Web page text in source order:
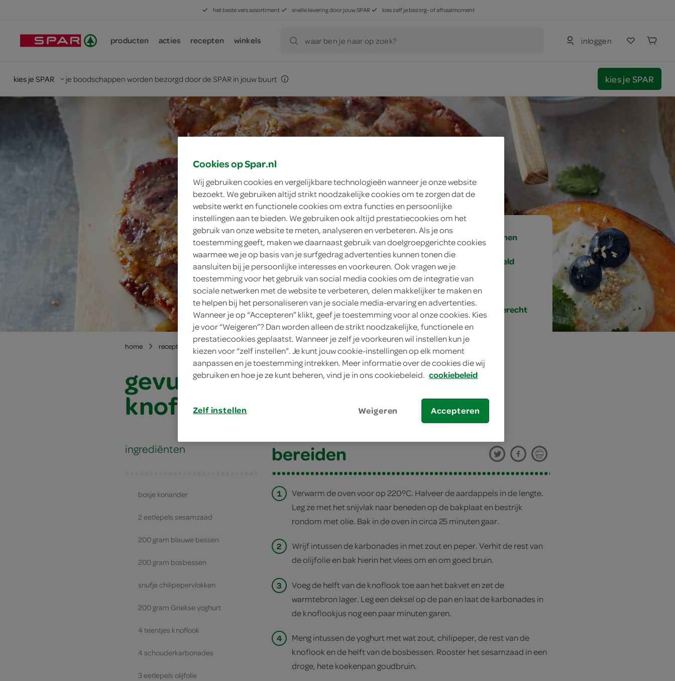
het beste vers assortiment snelle levering door jouw SPAR kies zelf je bezorg- of afhaalmoment
producten acties recepten winkels waar ben je naar op zoek? inloggen
kies je SPAR je boodschappen worden bezorgd door de SPAR in jouw buurt kies je SPAR
4 personen
gemiddeld
hoofdgerecht
home recepten gevulde zoete aardappel met knoflookkarbonade
gevulde zoete aardappel met
knoflookkarbonade
ingrediënten
bosje koriander
2 eetlepels sesamzaad
200 gram blauwe bessen
200 gram bosbessen
snufje chilipepervlokken
200 gram Griekse yoghurt
4 teentjes knoflook
4 schouderkarbonades
3 eetlepels olijfolie
bereiden
1
Verwarm de oven voor op 220ºC. Halveer de aardappels in de lengte.
Leg ze met het snijvlak naar beneden op de bakplaat en bestrijk
rondom met olie. Bak in de oven in circa 25 minuten gaar.
2
Wrijf intussen de karbonades in met zout en peper. Verhit de rest van
de olijfolie en bak hierin het vlees om en om goed bruin.
3
Voeg de helft van de knoflook toe aan het bakvet en zet de
warmtebron lager. Leg een deksel op de pan en laat de karbonades in
de knoflookjus nog een paar minuten garen.
4
Meng intussen de yoghurt met wat zout, chilipeper, de rest van de
knoflook en de helft van de bosbessen. Rooster het sesamzaad in een
droge, hete koekenpan goudbruin.
Cookies op Spar.nl
Wij gebruiken cookies en vergelijkbare technologieën wanneer je onze website
bezoekt. We gebruiken altijd strikt noodzakelijke cookies om te zorgen dat de
website werkt en functionele cookies om extra functies en persoonlijke
instellingen aan te bieden. We gebruiken ook altijd prestatiecookies om het
gebruik van onze website te meten, analyseren en verbeteren. Als je ons
toestemming geeft, maken we daarnaast gebruik van doelgroepgerichte cookies
waarmee we je op basis van je surfgedrag advertenties kunnen tonen die
aansluiten bij je persoonlijke interesses en voorkeuren. Ook vragen we je
toestemming voor het gebruik van social media cookies om de integratie van
sociale netwerken met de website te verbeteren, delen makkelijker te maken en
te helpen bij het personaliseren van je sociale media-ervaring en advertenties.
Wanneer je op “Accepteren” klikt, geef je toestemming voor al onze cookies. Kies
je voor “Weigeren”? Dan worden alleen de strikt noodzakelijke, functionele en
prestatiecookies geplaatst. Wanneer je zelf je voorkeuren wil instellen kun je
kiezen voor “zelf instellen”. Je kunt jouw cookie-instellingen op elk moment
aanpassen en je toestemming intrekken. Meer informatie over de cookies die wij
gebruiken en hoe je ze kunt beheren, vind je in ons cookiebeleid. cookiebeleid
Zelf instellen Weigeren Accepteren